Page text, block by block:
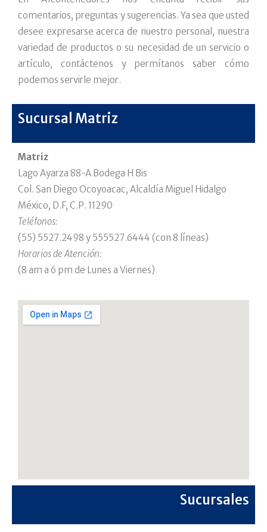
comentarios, preguntas y sugerencias. Ya sea que usted
desee expresarse acerca de nuestro personal, nuestra
variedad de productos o su necesidad de un servicio o
artículo, contáctenos y permítanos saber cómo
podemos servirle mejor.
Sucursal Matriz
Matriz
Lago Ayarza 88-A Bodega H Bis
Col. San Diego Ocoyoacac, Alcaldía Miguel Hidalgo
México, D.F, C.P. 11290
Teléfonos:
(55) 5527.2498 y 555527.6444 (con 8 líneas)
Horarios de Atención:
(8 am a 6 pm de Lunes a Viernes)
Sucursales